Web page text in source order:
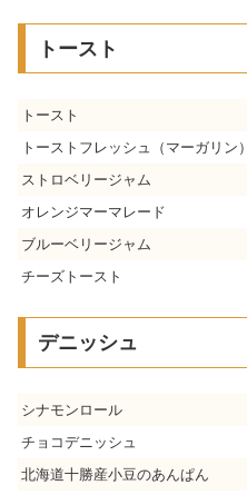
トースト
トースト
トーストフレッシュ（マーガリン）
ストロベリージャム
オレンジマーマレード
ブルーベリージャム
チーズトースト
デニッシュ
シナモンロール
チョコデニッシュ
北海道十勝産小豆のあんぱん